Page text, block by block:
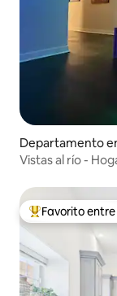
Departamento
Vistas al río -
De los mejores
Favorito